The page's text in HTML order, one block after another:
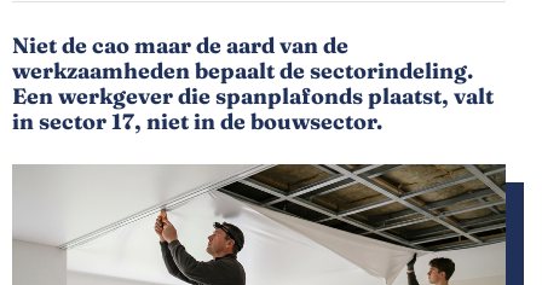
Niet de cao maar de aard van de
werkzaamheden bepaalt de sectorindeling.
Een werkgever die spanplafonds plaatst, valt
in sector 17, niet in de bouwsector.